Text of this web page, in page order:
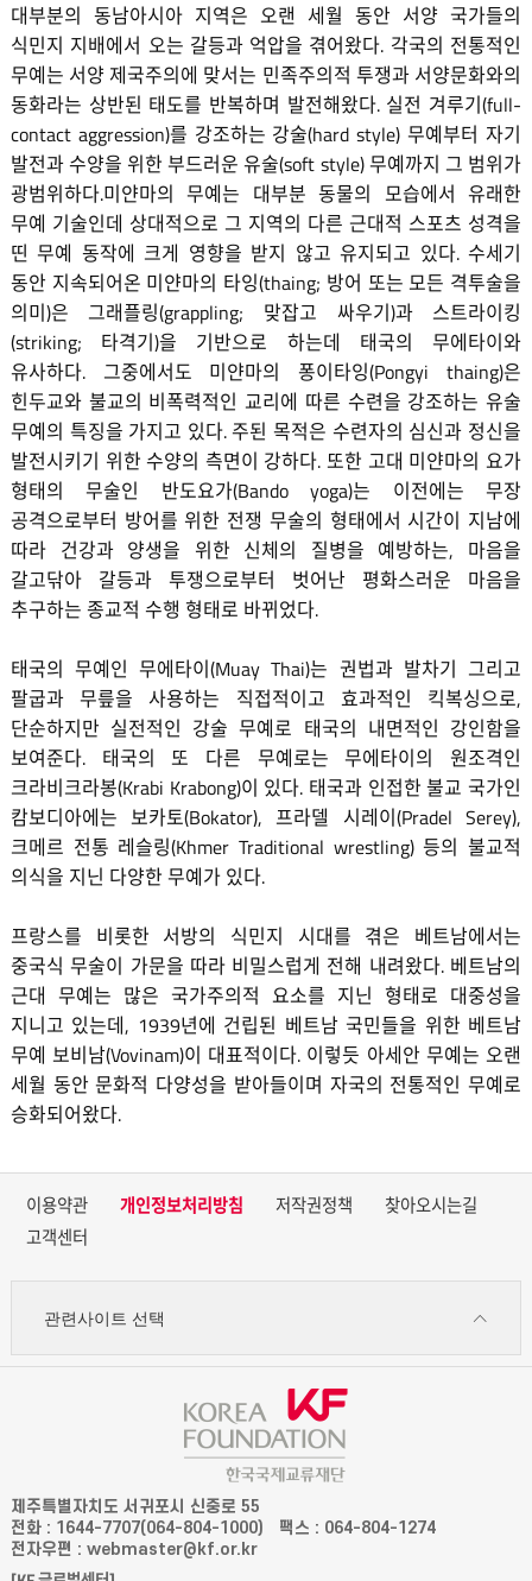
대부분의 동남아시아 지역은 오랜 세월 동안 서양 국가들의
식민지 지배에서 오는 갈등과 억압을 겪어왔다. 각국의 전통적인
무예는 서양 제국주의에 맞서는 민족주의적 투쟁과 서양문화와의
동화라는 상반된 태도를 반복하며 발전해왔다. 실전 겨루기(full-
contact aggression)를 강조하는 강술(hard style) 무예부터 자기
발전과 수양을 위한 부드러운 유술(soft style) 무예까지 그 범위가
광범위하다.미얀마의 무예는 대부분 동물의 모습에서 유래한
무예 기술인데 상대적으로 그 지역의 다른 근대적 스포츠 성격을
띤 무예 동작에 크게 영향을 받지 않고 유지되고 있다. 수세기
동안 지속되어온 미얀마의 타잉(thaing; 방어 또는 모든 격투술을
의미)은 그래플링(grappling; 맞잡고 싸우기)과 스트라이킹
(striking; 타격기)을 기반으로 하는데 태국의 무에타이와
유사하다. 그중에서도 미얀마의 퐁이타잉(Pongyi thaing)은
힌두교와 불교의 비폭력적인 교리에 따른 수련을 강조하는 유술
무예의 특징을 가지고 있다. 주된 목적은 수련자의 심신과 정신을
발전시키기 위한 수양의 측면이 강하다. 또한 고대 미얀마의 요가
형태의 무술인 반도요가(Bando yoga)는 이전에는 무장
공격으로부터 방어를 위한 전쟁 무술의 형태에서 시간이 지남에
따라 건강과 양생을 위한 신체의 질병을 예방하는, 마음을
갈고닦아 갈등과 투쟁으로부터 벗어난 평화스러운 마음을
추구하는 종교적 수행 형태로 바뀌었다.
태국의 무예인 무에타이(Muay Thai)는 권법과 발차기 그리고
팔굽과 무릎을 사용하는 직접적이고 효과적인 킥복싱으로,
단순하지만 실전적인 강술 무예로 태국의 내면적인 강인함을
보여준다. 태국의 또 다른 무예로는 무에타이의 원조격인
크라비크라봉(Krabi Krabong)이 있다. 태국과 인접한 불교 국가인
캄보디아에는 보카토(Bokator), 프라델 시레이(Pradel Serey),
크메르 전통 레슬링(Khmer Traditional wrestling) 등의 불교적
의식을 지닌 다양한 무예가 있다.
프랑스를 비롯한 서방의 식민지 시대를 겪은 베트남에서는
중국식 무술이 가문을 따라 비밀스럽게 전해 내려왔다. 베트남의
근대 무예는 많은 국가주의적 요소를 지닌 형태로 대중성을
지니고 있는데, 1939년에 건립된 베트남 국민들을 위한 베트남
무예 보비남(Vovinam)이 대표적이다. 이렇듯 아세안 무예는 오랜
세월 동안 문화적 다양성을 받아들이며 자국의 전통적인 무예로
승화되어왔다.
이용약관 개인정보처리방침 저작권정책
찾아오시는길
고객센터
관련사이트 선택
제주특별자치도 서귀포시 신중로 55
전화 : 1644-7707(064-804-1000)
팩스 : 064-804-1274
전자우편 : webmaster@kf.or.kr